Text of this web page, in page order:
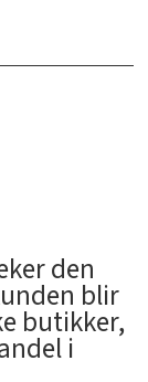
den
blir
butikker,
i